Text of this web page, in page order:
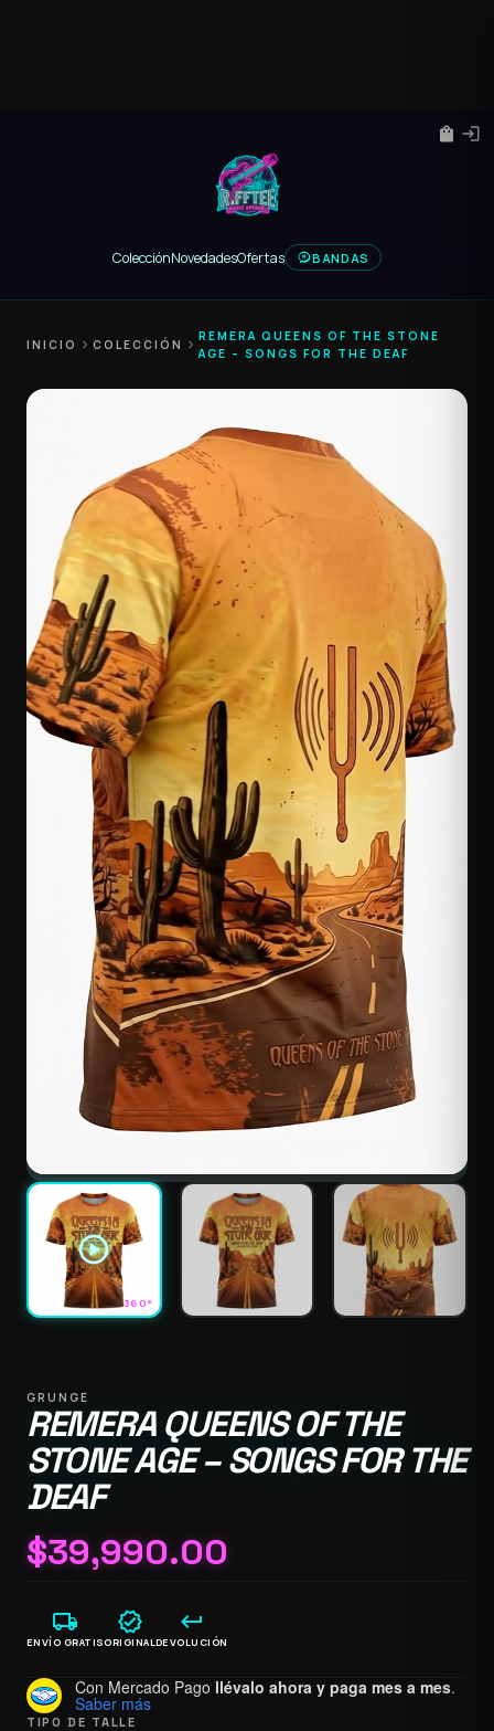
ColecciónNovedadesOfertas BANDAS
shopping_bag login
INICIO chevron_right COLECCIÓN chevron_right
REMERA QUEENS OF THE STONE
AGE – SONGS FOR THE DEAF
play_circle
360°
GRUNGE
REMERA QUEENS OF THE
STONE AGE – SONGS FOR THE
DEAF
$39,990.00
local_shipping
ENVÍO GRATIS
verified
ORIGINAL
keyboard_return
DEVOLUCIÓN
Con Mercado Pago llévalo ahora y paga mes a mes.
Saber más
TIPO DE TALLE